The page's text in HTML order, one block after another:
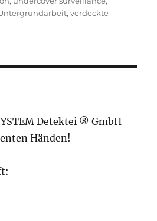
,verdeckte
Detektei ® GmbH
Händen!